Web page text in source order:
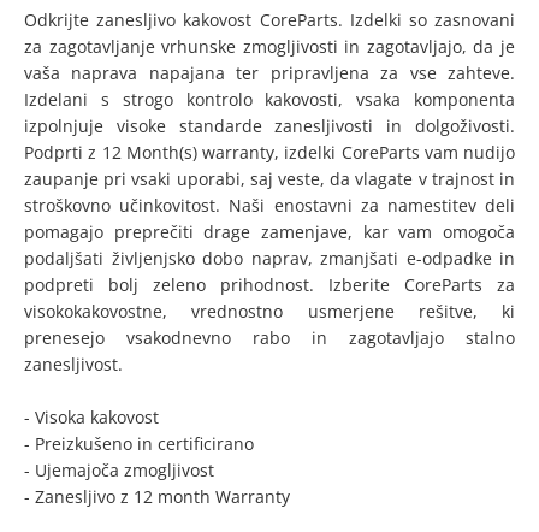
Odkrijte zanesljivo kakovost CoreParts. Izdelki so zasnovani
za zagotavljanje vrhunske zmogljivosti in zagotavljajo, da je
vaša naprava napajana ter pripravljena za vse zahteve.
Izdelani s strogo kontrolo kakovosti, vsaka komponenta
izpolnjuje visoke standarde zanesljivosti in dolgoživosti.
Podprti z 12 Month(s) warranty, izdelki CoreParts vam nudijo
zaupanje pri vsaki uporabi, saj veste, da vlagate v trajnost in
stroškovno učinkovitost. Naši enostavni za namestitev deli
pomagajo preprečiti drage zamenjave, kar vam omogoča
podaljšati življenjsko dobo naprav, zmanjšati e-odpadke in
podpreti bolj zeleno prihodnost. Izberite CoreParts za
visokokakovostne, vrednostno usmerjene rešitve, ki
prenesejo vsakodnevno rabo in zagotavljajo stalno
zanesljivost.
- Visoka kakovost
- Preizkušeno in certificirano
- Ujemajoča zmogljivost
- Zanesljivo z 12 month Warranty